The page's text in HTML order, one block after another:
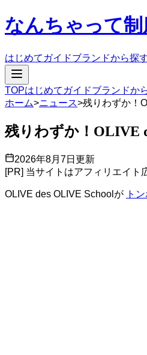
なんちゃって
はじめてガイドブランドから探
TOPはじめてガイドブランドか
ホーム>ニュース>残りわずか！
残りわずか！OLIVE
2026年8月7日 更新
[PR] 当サイトはアフィリエイト
OLIVE des OLIVE Schoolが ト